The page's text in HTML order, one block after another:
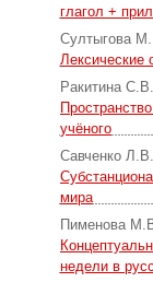
глагол +
Султыгова
Лексические
Ракитина
учёного
Савченко
мира
Пименова
недели в